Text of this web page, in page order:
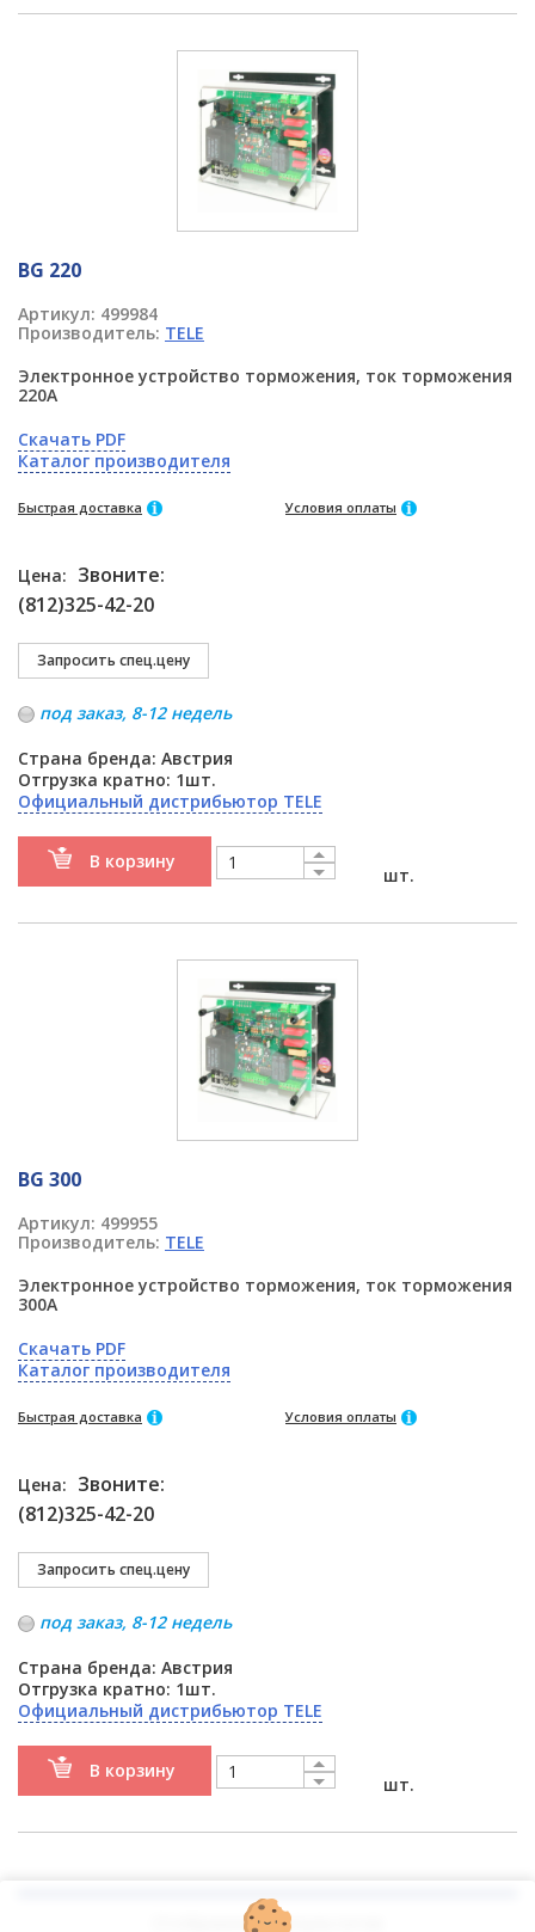
BG 220
Артикул: 499984
Производитель: TELE
Электронное устройство торможения, ток торможения
220A
Скачать PDF
Каталог производителя
Быстрая доставка Условия оплаты
Цена: Звоните:
(812)325-42-20
под заказ, 8-12 недель
Страна бренда: Австрия
Отгрузка кратно: 1шт.
Официальный дистрибьютор TELE
В корзину
шт.
BG 300
Артикул: 499955
Производитель: TELE
Электронное устройство торможения, ток торможения
300A
Скачать PDF
Каталог производителя
Быстрая доставка Условия оплаты
Цена: Звоните:
(812)325-42-20
под заказ, 8-12 недель
Страна бренда: Австрия
Отгрузка кратно: 1шт.
Официальный дистрибьютор TELE
В корзину
шт.
Отображено7результатов